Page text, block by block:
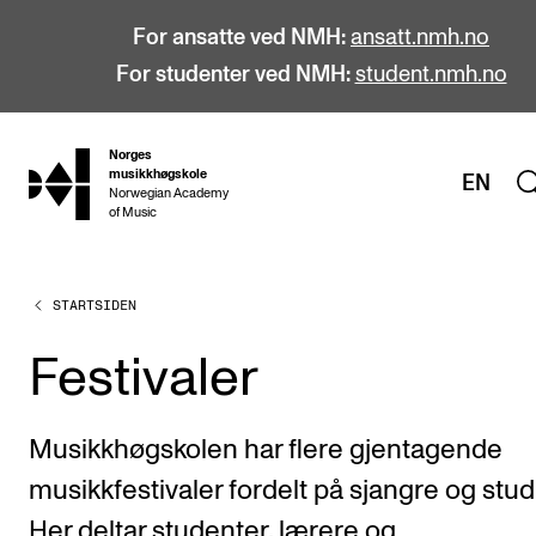
For ansatte ved NMH: ansatt.nmh.no
For studenter ved NMH: student.nmh.no
hjem
Norges
musikkhøgskole
Norwegian Academy
of Music
EN
STUDIER
Alle studier
Bachelor
Master
Doktorgrad
Årsstudium og videreutdanning
STARTSIDEN
Festivaler
Musikkhøgskolen har flere gjentagende
musikkfestivaler fordelt på sjangre og